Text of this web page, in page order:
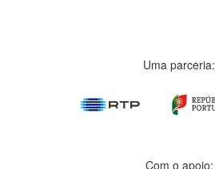
Uma parceria:
Com o apoio: